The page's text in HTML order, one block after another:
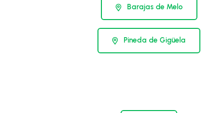
Barajas de Melo
Pineda de Gigüela